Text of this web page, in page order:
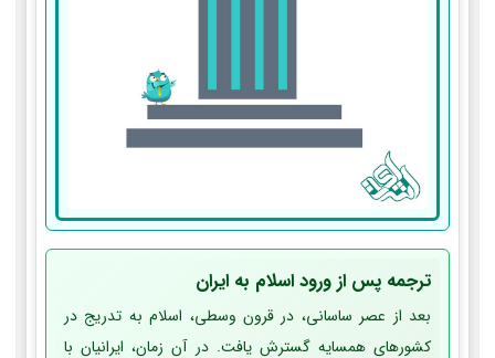
ترجمه پس از ورود اسلام به ایران
بعد از عصر ساسانی، در قرون وسطی، اسلام به تدریج در
کشورهای همسایه گسترش یافت. در آن زمان، ایرانیان با